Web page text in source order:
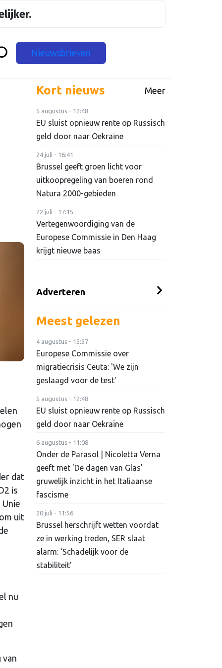
Nieuwsbrieven
dat
is
uit
nu
van
Kort nieuws Meer
5 augustus - 12:48
EU sluist opnieuw rente op Russisch
geld door naar Oekraïne
24 juli - 16:41
Brussel geeft groen licht voor
uitkoopregeling van boeren rond
Natura 2000-gebieden
22 juli - 17:15
Vertegenwoordiging van de
Europese Commissie in Den Haag
krijgt nieuwe baas
Adverteren
Meest gelezen
4 augustus - 15:57
Europese Commissie over
migratiecrisis Ceuta: 'We zijn
geslaagd voor de test'
5 augustus - 12:48
EU sluist opnieuw rente op Russisch
geld door naar Oekraïne
6 augustus - 11:08
Onder de Parasol | Nicoletta Verna
geeft met 'De dagen van Glas'
gruwelijk inzicht in het Italiaanse
fascisme
20 juli - 11:56
Brussel herschrijft wetten voordat
ze in werking treden, SER slaat
alarm: ‘Schadelijk voor de
stabiliteit’